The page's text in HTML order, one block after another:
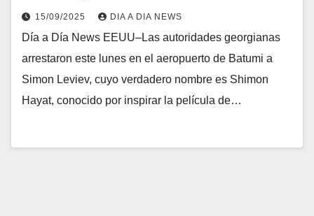
15/09/2025 DIA A DIA NEWS
Día a Día News EEUU–Las autoridades georgianas
arrestaron este lunes en el aeropuerto de Batumi a
Simon Leviev, cuyo verdadero nombre es Shimon
Hayat, conocido por inspirar la película de…